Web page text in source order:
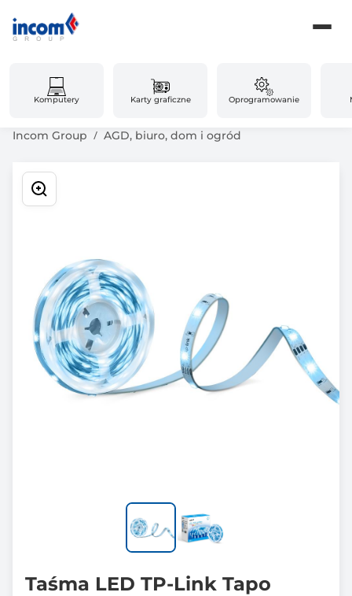
Komputery Karty graficzne Oprogramowanie
Incom Group AGD, biuro, dom i ogród
Taśma LED TP-Link Tapo